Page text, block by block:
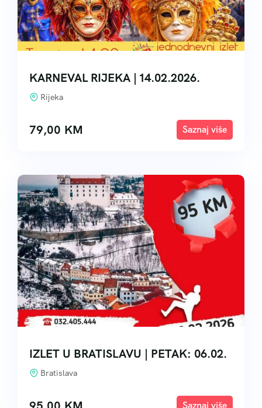
KARNEVAL RIJEKA | 14.02.2026.
Rijeka
79,00 KM Explore
IZLET U BRATISLAVU | PETAK: 06.02.
Bratislava
Explore